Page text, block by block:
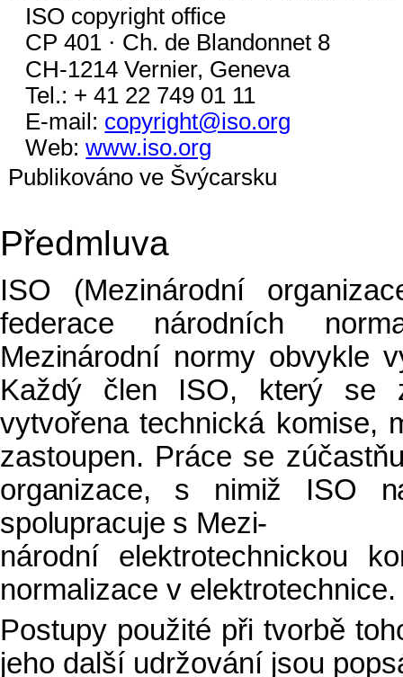
ISO copyright office
CP 401 · Ch. de Blandonnet 8
CH-1214 Vernier, Geneva
Tel.: + 41 22 749 01 11
E-mail: copyright@iso.org
Web:www.iso.org
Publikováno ve Švýcarsku
Předmluva
ISO (Mezinárodní
federace národních
Mezinárodní normy obvykle
Každý člen ISO, který se
vytvořena technická komise,
zastoupen. Práce se
organizace, s nimiž ISO
spolupracuje s Mezi-
národní elektrotechnickou
normalizace v elektrotechnice.
Postupy použité při tvorbě
jeho další udržování jsou